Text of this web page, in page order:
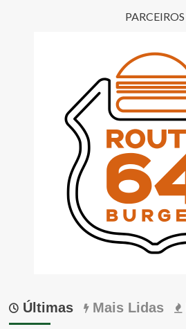
PARCEIROS
Últimas Mais Lidas